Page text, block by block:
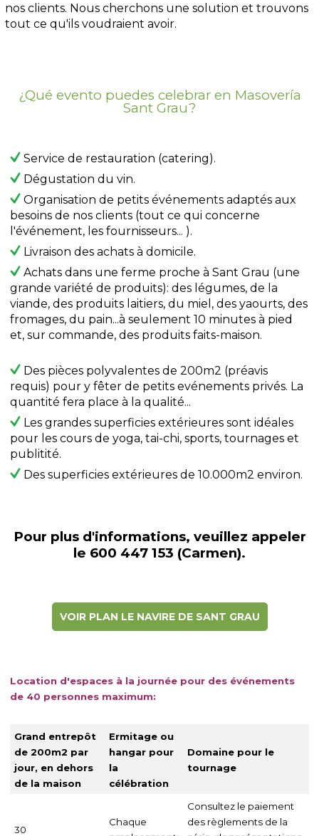
nos clients. Nous cherchons une solution et trouvons
tout ce qu'ils voudraient avoir.
¿Qué evento puedes celebrar en Masovería
Sant Grau?
Service de restauration (catering).
Dégustation du vin.
Organisation de petits événements adaptés aux
besoins de nos clients (tout ce qui concerne
l'événement, les fournisseurs... ).
Livraison des achats à domicile.
Achats dans une ferme proche à Sant Grau (une
grande variété de produits): des légumes, de la
viande, des produits laitiers, du miel, des yaourts, des
fromages, du pain...à seulement 10 minutes à pied
et, sur commande, des produits faits-maison.
Des pièces polyvalentes de 200m2 (préavis
requis) pour y fêter de petits evénements privés. La
quantité fera place à la qualité...
Les grandes superficies extérieures sont idéales
pour les cours de yoga, tai-chi, sports, tournages et
publitité.
Des superficies extérieures de 10.000m2 environ.
Pour plus d'informations, veuillez appeler
le 600 447 153 (Carmen).
VOIR PLAN LE NAVIRE DE SANT GRAU
Location d'espaces à la journée pour des événements
de 40 personnes maximum:
Grand entrepôt
de 200m2 par
jour, en dehors
de la maison
Ermitage ou
hangar pour
la
célébration
Domaine pour le
tournage
30
Chaque
Consultez le paiement
des règlements de la